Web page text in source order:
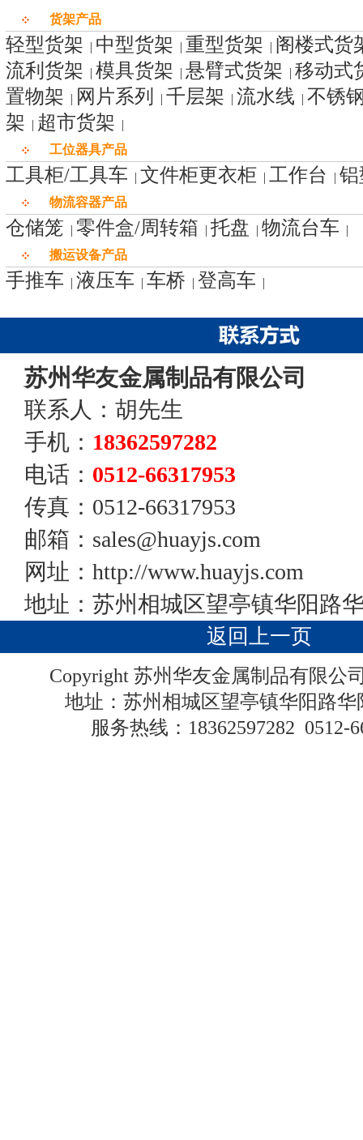
货架产品
轻型货架 | 中型货架 | 重型货架 | 阁楼式货
流利货架 | 模具货架 | 悬臂式货架 | 移动式
置物架 | 网片系列 | 千层架 | 流水线 | 不锈
架 | 超市货架 |
工位器具产品
工具柜/工具车 | 文件柜更衣柜 | 工作台 | 铝
物流容器产品
仓储笼 | 零件盒/周转箱 | 托盘 | 物流台车 |
搬运设备产品
手推车 | 液压车 | 车桥 | 登高车 |
苏州华友金属制品有限公司
联系人：胡先生
手机： 18362597282
电话： 0512-66317953
传真：0512-66317953
邮箱：sales@huayjs.com
网址：http://www.huayjs.com
地址：苏州相城区望亭镇华阳路
返回上一页
Copyright 苏州华友金属制品有限
地址：苏州相城区望亭镇华阳路
服务热线： 18362597282 0512-